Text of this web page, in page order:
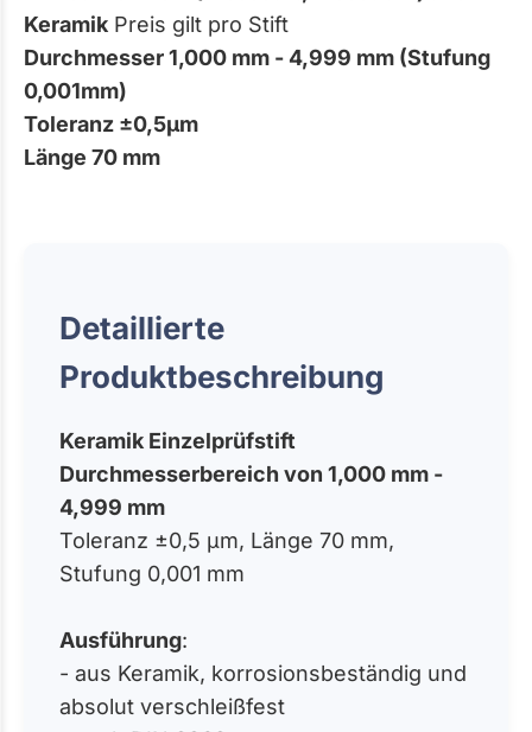
Keramik Preis gilt pro Stift
Durchmesser 1,000 mm - 4,999 mm (Stufung
0,001mm)
Toleranz ±0,5µm
Länge 70 mm
Detaillierte
Produktbeschreibung
Keramik Einzelprüfstift
Durchmesserbereich von 1,000 mm -
4,999 mm
Toleranz ±0,5 µm, Länge 70 mm,
Stufung 0,001 mm
Ausführung:
- aus Keramik, korrosionsbeständig und
absolut verschleißfest